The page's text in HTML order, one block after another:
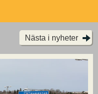
Nästa i nyheter